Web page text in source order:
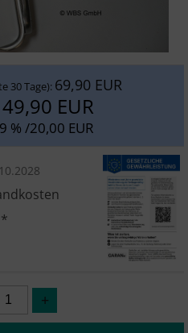
30 Tage): 69,90 EUR
EUR
% /20,00 EUR